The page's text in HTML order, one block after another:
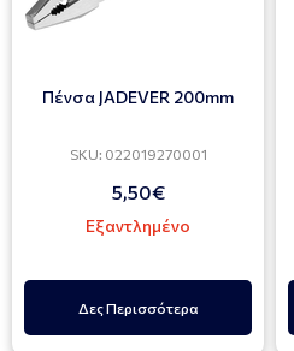
Πένσα JADEVER 200mm
SKU: 022019270001
5,50€
Εξαντλημένο
Δες Περισσότερα